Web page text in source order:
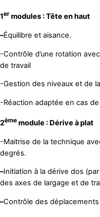
1er modules : Tête en haut
–Équilibre et aisance.
-Contrôle d’une rotation
de travail
-Gestion des niveaux et de
-Réaction adaptée en cas
2ème module : Dérive à plat
-Maitrise de la technique
degrés.
–Initiation à la dérive dos
des axes de largage et de
–Contrôle des